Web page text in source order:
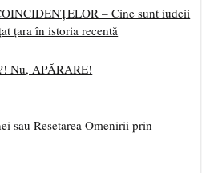
– Cine sunt iudeii
țara în istoria recentă
Nu, APĂRARE!
sau Resetarea Omenirii prin